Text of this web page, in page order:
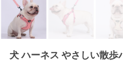
犬 ハーネス やさしい散歩